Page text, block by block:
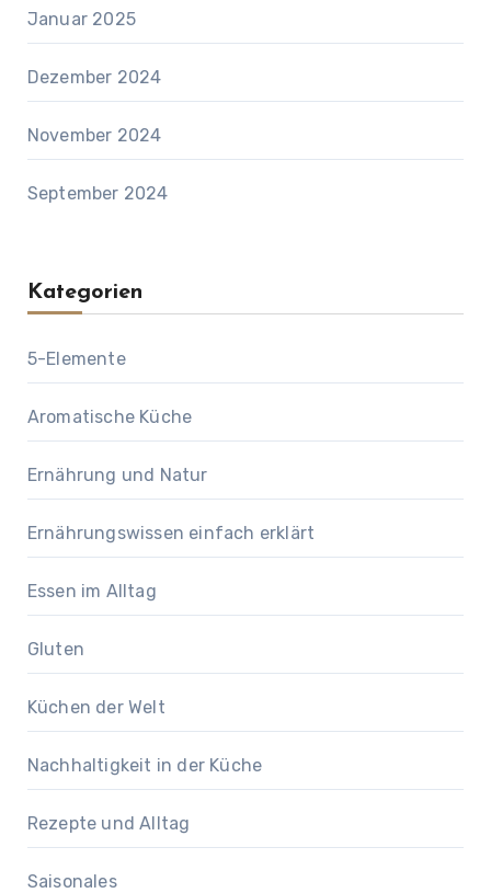
Januar 2025
Dezember 2024
November 2024
September 2024
Kategorien
5-Elemente
Aromatische Küche
Ernährung und Natur
Ernährungswissen einfach erklärt
Essen im Alltag
Gluten
Küchen der Welt
Nachhaltigkeit in der Küche
Rezepte und Alltag
Saisonales